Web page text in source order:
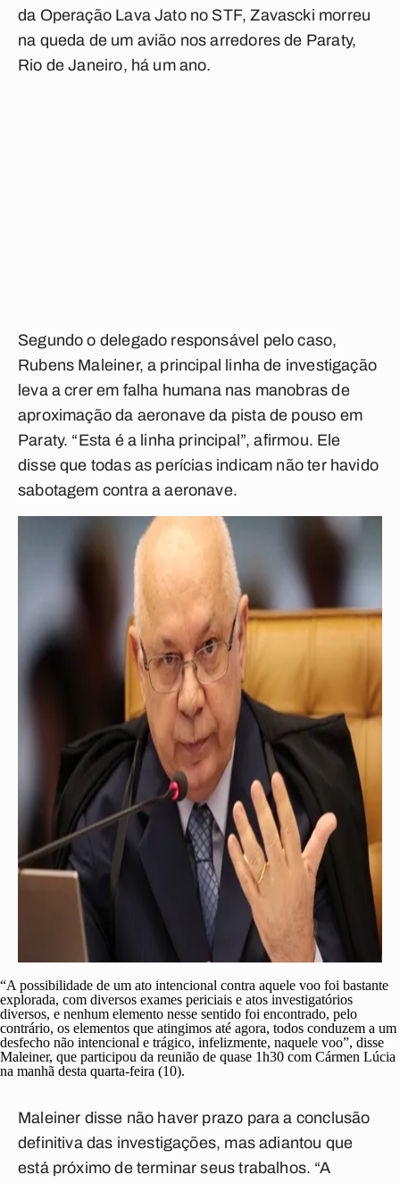
da Operação Lava Jato no STF, Zavascki morreu
na queda de um avião nos arredores de Paraty,
Rio de Janeiro, há um ano.
Segundo o delegado responsável pelo caso,
Rubens Maleiner, a principal linha de investigação
leva a crer em falha humana nas manobras de
aproximação da aeronave da pista de pouso em
Paraty. “Esta é a linha principal”, afirmou. Ele
disse que todas as perícias indicam não ter havido
sabotagem contra a aeronave.
“A possibilidade de um ato intencional contra aquele voo foi bastante
explorada, com diversos exames periciais e atos investigatórios
diversos, e nenhum elemento nesse sentido foi encontrado, pelo
contrário, os elementos que atingimos até agora, todos conduzem a um
desfecho não intencional e trágico, infelizmente, naquele voo”, disse
Maleiner, que participou da reunião de quase 1h30 com Cármen Lúcia
na manhã desta quarta-feira (10).
Maleiner disse não haver prazo para a conclusão
definitiva das investigações, mas adiantou que
está próximo de terminar seus trabalhos. “A